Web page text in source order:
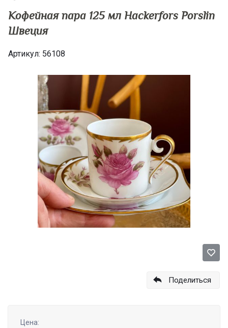
Кофейная пара 125 мл Hackerfors Porslin
Швеция
Артикул: 56108
Поделиться
Цена: